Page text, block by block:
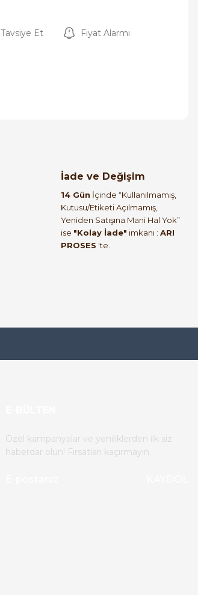
Tavsiye Et Fiyat Alarmı
İade ve Değişim
14 Gün İçinde “Kullanılmamış,
Kutusu/Etiketi Açılmamış,
Yeniden Satışına Mani Hal Yok”
ise "Kolay İade" imkanı : ARI
PROSES 'te.
Özel kampanyalar ve yeniliklerden ilk siz
haberdar olun! Fırsatları kaçırmayın.